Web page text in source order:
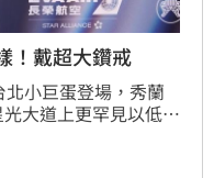
！戴超大鑽戒
小巨蛋登場，秀蘭
大道上更罕見以低胸
太焦慮瘦到57公斤，